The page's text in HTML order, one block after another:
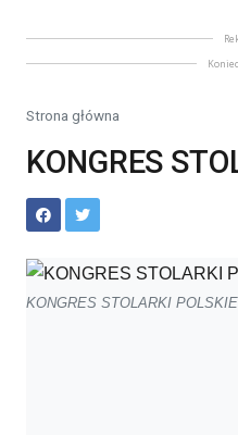
Strona główna
KONGRES
KONGRES STOLARKI